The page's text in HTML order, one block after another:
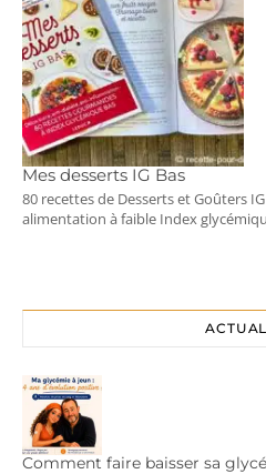
Mes desserts IG Bas
80 recettes de Desserts et Goûters
alimentation à faible Index
Comment faire baisser sa